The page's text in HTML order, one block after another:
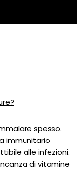
spesso.
immunitario
alle infezioni.
di vitamine